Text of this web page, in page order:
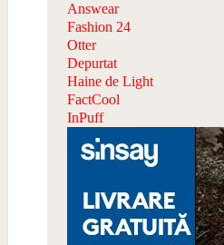
Answear
Fashion 24
Otter
Depurtat
Haine de Light
FactCool
InPuff